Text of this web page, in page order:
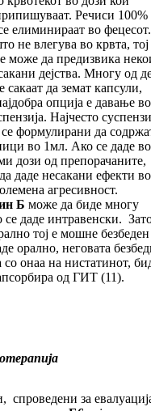
Речиси 100%
елиминираат во фецесот.
не влегува во крвта, тој
може да предизвика
дејства. Многу од
сакаат да земат капсули,
опција е давање во
Најчесто
формулирани да
во 1мл. Ако се даде
дози од препорачаните,
даде несакани ефекти во
агресивност.
Б може да биде многу
се даде интравенски.
тој е мошне
орално, неговата
со онаа на нистатинот,
од ГИТ (11).
спроведени за